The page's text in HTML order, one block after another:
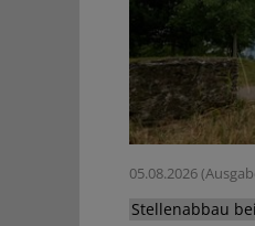
05.08.2026
Stellenabbau